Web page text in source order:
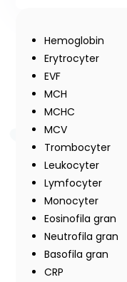
Hemoglobin
Erytrocyter
EVF
MCH
MCHC
MCV
Trombocyter
Leukocyter
Lymfocyter
Monocyter
Eosinofila gran
Neutrofila gran
Basofila gran
CRP